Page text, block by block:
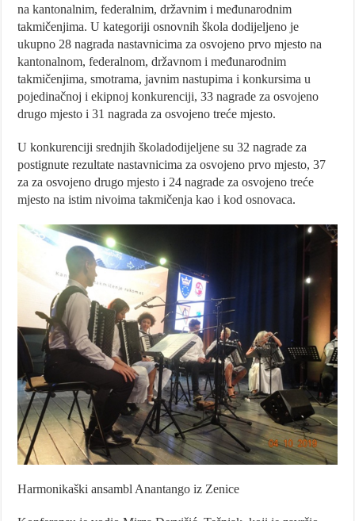
na kantonalnim, federalnim, državnim i međunarodnim
takmičenjima. U kategoriji osnovnih škola dodijeljeno je
ukupno 28 nagrada nastavnicima za osvojeno prvo mjesto na
kantonalnom, federalnom, državnom i međunarodnim
takmičenjima, smotrama, javnim nastupima i konkursima u
pojedinačnoj i ekipnoj konkurenciji, 33 nagrade za osvojeno
drugo mjesto i 31 nagrada za osvojeno treće mjesto.
U konkurenciji srednjih školadodijeljene su 32 nagrade za
postignute rezultate nastavnicima za osvojeno prvo mjesto, 37
za za osvojeno drugo mjesto i 24 nagrade za osvojeno treće
mjesto na istim nivoima takmičenja kao i kod osnovaca.
Harmonikaški ansambl Anantango iz Zenice